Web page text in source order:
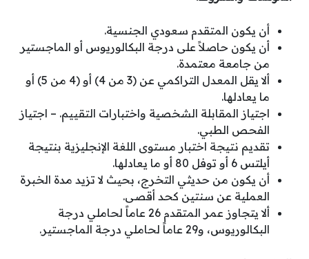
أن يكون المتقدم سعودي الجنسية.
أن يكون حاصلاً على درجة البكالوريوس أو الماجستير
من جامعة معتمدة.
ألا يقل المعدل التراكمي عن (3 من 4) أو (4 من 5) أو
ما يعادلها.
اجتياز المقابلة الشخصية واختبارات التقييم. – اجتياز
الفحص الطبي.
تقديم نتيجة اختبار مستوى اللغة الإنجليزية بنتيجة
أيلتس 6 أو توفل 80 أو ما يعادلها.
أن يكون من حديثي التخرج، بحيث لا تزيد مدة الخبرة
العملية عن سنتين كحد أقصى.
ألا يتجاوز عمر المتقدم 26 عاماً لحاملي درجة
البكالوريوس، و29 عاماً لحاملي درجة الماجستير.